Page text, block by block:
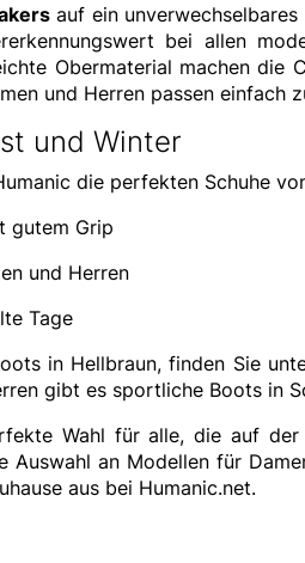
auf ein
bei allen
Obermaterial machen die
und Herren passen einfach
und Winter
die perfekten Schuhe
gutem Grip
und Herren
Tage
in Hellbraun, finden Sie
gibt es sportliche Boots in
Wahl für alle, die auf der
Auswahl an Modellen für
aus bei Humanic.net.